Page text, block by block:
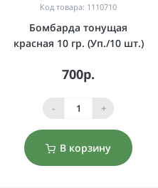
Код товара: 1110710
Бомбарда тонущая
красная 10 гр. (Уп./10 шт.)
700р.
- +
В корзину